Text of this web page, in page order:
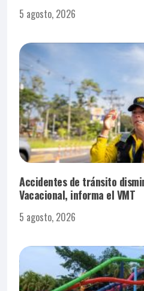
5 agosto, 2026
Accidentes de tránsito
Vacacional, informa el VMT
5 agosto, 2026